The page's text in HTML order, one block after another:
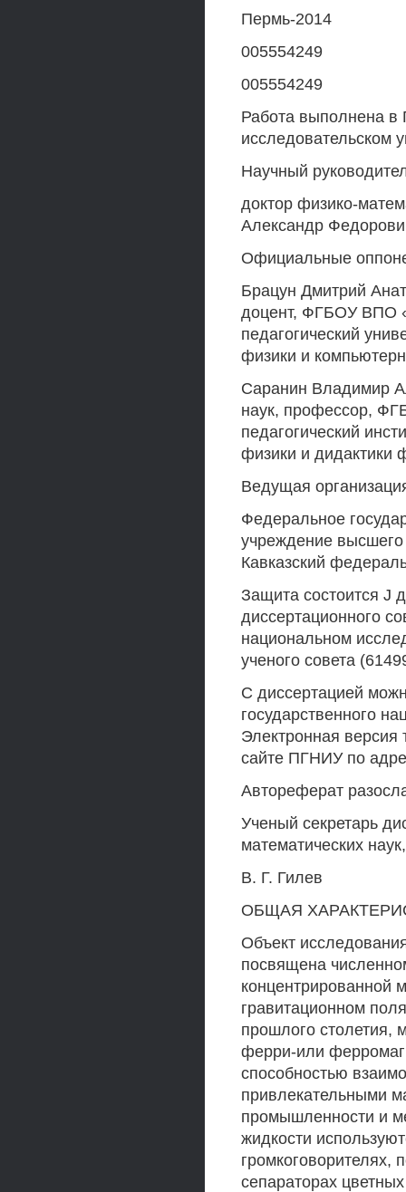
Пермь-2014
005554249
005554249
Работа выполнена в
исследовательском
Научный
доктор физико-
Александр
Официальные
Брацун Дмитрий
доцент, ФГБОУ ВПО
педагогический
физики и
Саранин Владимир
наук, профессор,
педагогический
физики и дидактики
Ведущая
Федеральное
учреждение
Кавказский
Защита состоится J
диссертационного
национальном
ученого совета
С диссертацией
государственного
Электронная версия
сайте ПГНИУ по
Автореферат
Ученый секретарь
математических
В. Г. Гилев
ОБЩАЯ
Объект
посвящена
концентрированной
гравитационном
прошлого столетия,
ферри-или
способностью
привлекательными
промышленности и
жидкости
сепараторах